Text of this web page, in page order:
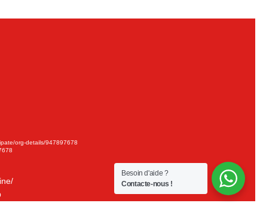
org-details/947897678
Besoin d'aide ?
Contacte-nous !